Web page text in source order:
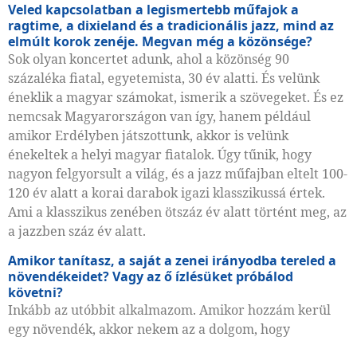
Veled kapcsolatban a legismertebb műfajok a
ragtime, a dixieland és a tradicionális jazz, mind az
elmúlt korok zenéje. Megvan még a közönsége?
Sok olyan koncertet adunk, ahol a közönség 90
százaléka fia­tal, egyetemista, 30 év alatti. És velünk
éneklik a magyar számokat, ismerik a szövegeket. És ez
nemcsak Magyarországon van így, hanem például
amikor Erdélyben játszottunk, akkor is velünk
énekeltek a helyi magyar fia­talok. Úgy tűnik, hogy
nagyon felgyorsult a világ, és a jazz műfajban eltelt 100-
120 év alatt a korai darabok igazi klasszikussá értek.
Ami a klasszikus zenében ötszáz év alatt történt meg, az
a jazzben száz év alatt.
Amikor tanítasz, a saját a zenei irányodba tereled a
növendékeidet? Vagy az ő ízlésüket próbálod
követni?
Inkább az utóbbit alkalmazom. Amikor hozzám kerül
egy növendék, akkor nekem az a dolgom, hogy